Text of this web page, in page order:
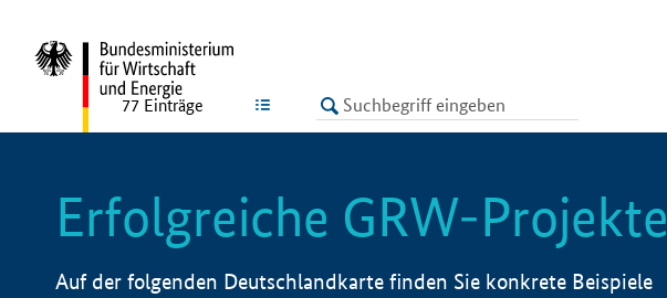
LISTE
77 Einträge
Erfolgreiche GRW-Projekte
Auf der folgenden Deutschlandkarte finden Sie konkrete Beispiele